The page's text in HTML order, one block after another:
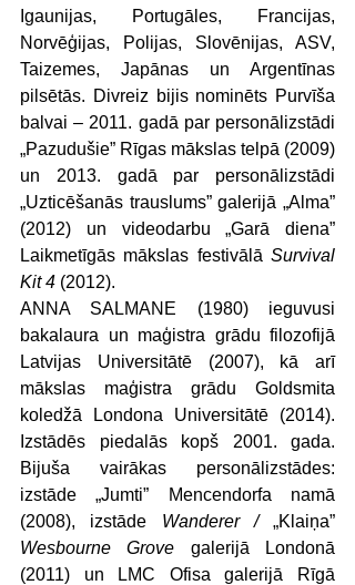
Igaunijas, Portugāles, Francijas,
Norvēģijas, Polijas, Slovēnijas, ASV,
Taizemes, Japānas un Argentīnas
pilsētās. Divreiz bijis nominēts Purvīša
balvai – 2011. gadā par personālizstādi
„Pazudušie” Rīgas mākslas telpā (2009)
un 2013. gadā par personālizstādi
„Uzticēšanās trauslums” galerijā „Alma”
(2012) un videodarbu „Garā diena”
Laikmetīgās mākslas festivālā Survival
Kit 4 (2012).
ANNA SALMANE (1980) ieguvusi
bakalaura un maģistra grādu filozofijā
Latvijas Universitātē (2007), kā arī
mākslas maģistra grādu Goldsmita
koledžā Londona Universitātē (2014).
Izstādēs piedalās kopš 2001. gada.
Bijuša vairākas personālizstādes:
izstāde „Jumti” Mencendorfa namā
(2008), izstāde Wanderer /
Wesbourne Grove galerijā Londonā
(2011) un LMC Ofisa galerijā Rīgā